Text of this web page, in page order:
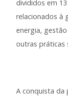
divididos em
relacionados à
energia,
outras práticas
A conquista da